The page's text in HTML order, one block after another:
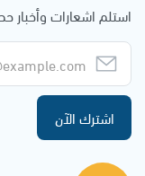
استلم اشعارات
اشترك الآن